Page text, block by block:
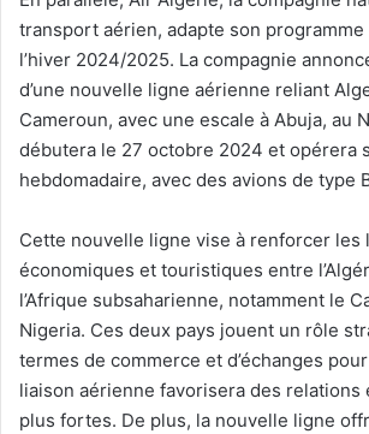
transport aérien, adapte son
l’hiver 2024/2025. La compagnie
d’une nouvelle ligne aérienne reliant
Cameroun, avec une escale à Abuja, au
débutera le 27 octobre 2024 et opérera
hebdomadaire, avec des avions de type
Cette nouvelle ligne vise à renforcer les
économiques et touristiques entre
l’Afrique subsaharienne, notamment le
Nigeria. Ces deux pays jouent un rôle
termes de commerce et d’échanges
liaison aérienne favorisera des relations
plus fortes. De plus, la nouvelle ligne